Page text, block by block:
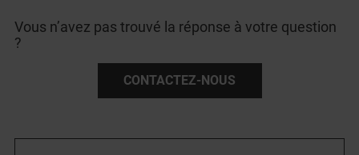
Vous n’avez pas trouvé la réponse à votre question
?
CONTACTEZ-NOUS